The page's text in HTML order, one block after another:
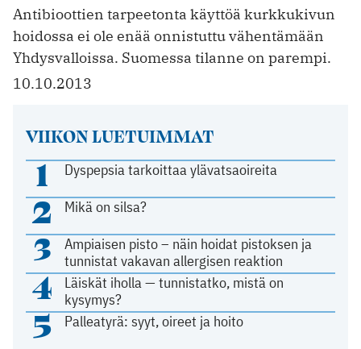
Antibioottien tarpeetonta käyttöä kurkkukivun
hoidossa ei ole enää onnistuttu vähentämään
Yhdysvalloissa. Suomessa tilanne on parempi.
10.10.2013
VIIKON LUETUIMMAT
1 Dyspepsia tarkoittaa ylävatsaoireita
2 Mikä on silsa?
3
Ampiaisen pisto – näin hoidat pistoksen ja
tunnistat vakavan allergisen reaktion
4
Läiskät iholla — tunnistatko, mistä on
kysymys?
5 Palleatyrä: syyt, oireet ja hoito